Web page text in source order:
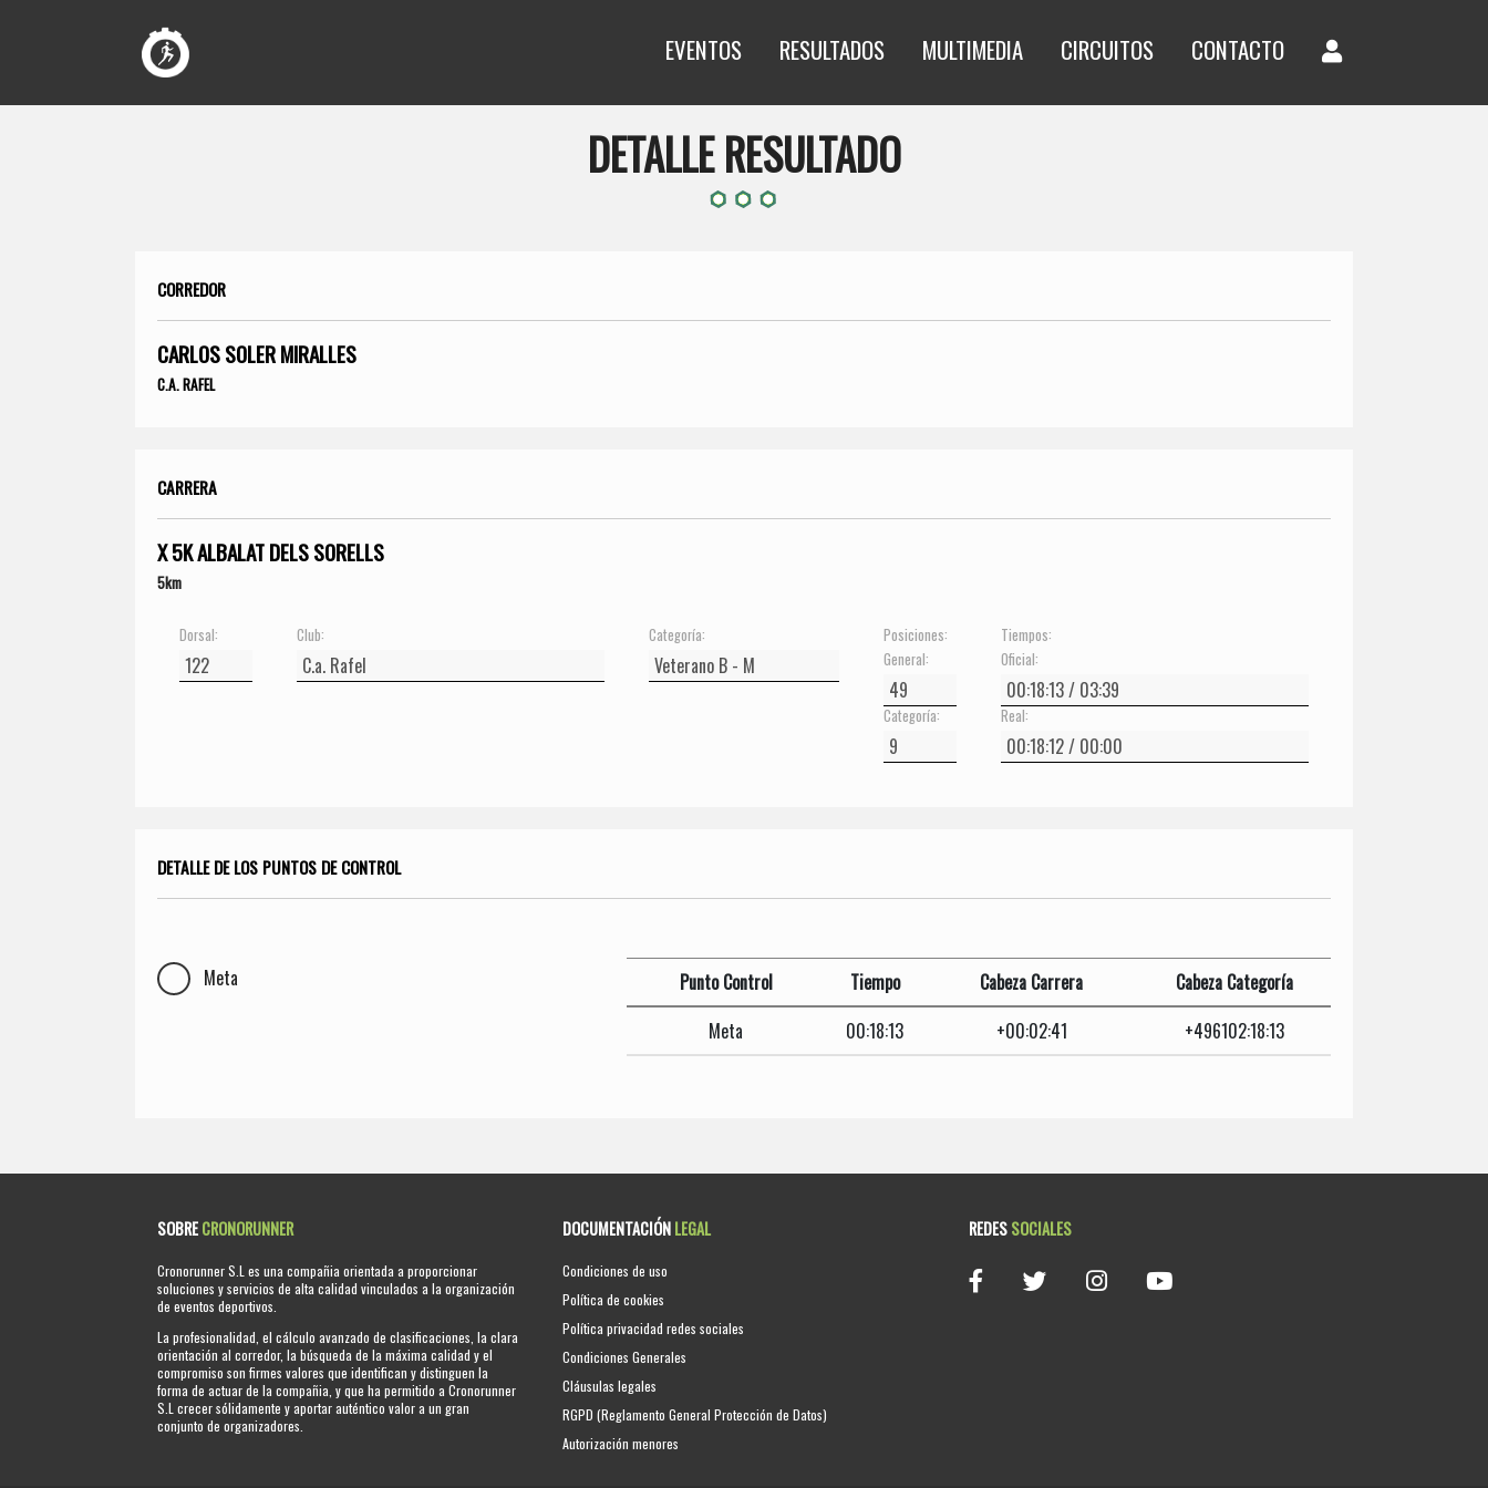
EVENTOS RESULTADOS MULTIMEDIA CIRCUITOS CONTACTO
DETALLE RESULTADO
CORREDOR
CARLOS SOLER MIRALLES
C.A. RAFEL
CARRERA
X 5K ALBALAT DELS SORELLS
5km
Dorsal: Club: Categoría:
Posiciones:
General:
Categoría:
Tiempos:
Oficial:
Real:
DETALLE DE LOS PUNTOS DE CONTROL
Meta Punto Control Tiempo Cabeza Carrera
Cabeza Categoría
Meta
00:18:13 +00:02:41 +496102:18:13
SOBRECRONORUNNER
Cronorunner S.L es una compañia orientada a proporcionar
soluciones y servicios de alta calidad vinculados a la organización
de eventos deportivos.
La profesionalidad, el cálculo avanzado de clasificaciones, la clara
orientación al corredor, la búsqueda de la máxima calidad y el
compromiso son firmes valores que identifican y distinguen la
forma de actuar de la compañia, y que ha permitido a Cronorunner
S.L crecer sólidamente y aportar auténtico valor a un gran
conjunto de organizadores.
DOCUMENTACIÓNLEGAL
Condiciones de uso
Política de cookies
Política privacidad redes sociales
Condiciones Generales
Cláusulas legales
RGPD (Reglamento General Protección de Datos)
Autorización menores
REDESSOCIALES